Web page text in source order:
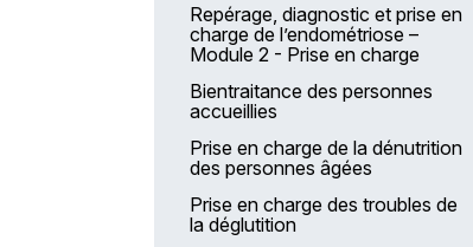
Repérage, diagnostic et prise en
charge de l’endométriose –
Module 2 - Prise en charge
Bientraitance des personnes
accueillies
Prise en charge de la dénutrition
des personnes âgées
Prise en charge des troubles de
la déglutition